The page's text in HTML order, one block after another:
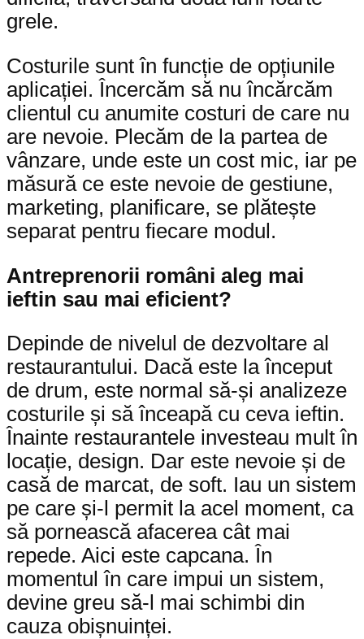
grele.
Costurile sunt în funcție de opțiunile
aplicației. Încercăm să nu încărcăm
clientul cu anumite costuri de care nu
are nevoie. Plecăm de la partea de
vânzare, unde este un cost mic, iar pe
măsură ce este nevoie de gestiune,
marketing, planificare, se plătește
separat pentru fiecare modul.
Antreprenorii români aleg mai
ieftin sau mai eficient?
Depinde de nivelul de dezvoltare al
restaurantului. Dacă este la început
de drum, este normal să-și analizeze
costurile și să înceapă cu ceva ieftin.
Înainte restaurantele investeau mult în
locație, design. Dar este nevoie și de
casă de marcat, de soft. Iau un sistem
pe care și-l permit la acel moment, ca
să pornească afacerea cât mai
repede. Aici este capcana. În
momentul în care impui un sistem,
devine greu să-l mai schimbi din
cauza obișnuinței.